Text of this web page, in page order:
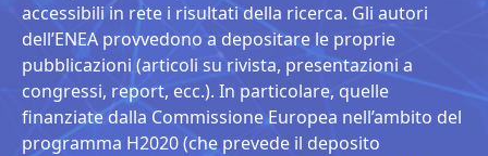
accessibili in rete i risultati della ricerca. Gli autori
dell’ENEA provvedono a depositare le proprie
pubblicazioni (articoli su rivista, presentazioni a
congressi, report, ecc.). In particolare, quelle
finanziate dalla Commissione Europea nell’ambito del
programma H2020 (che prevede il deposito